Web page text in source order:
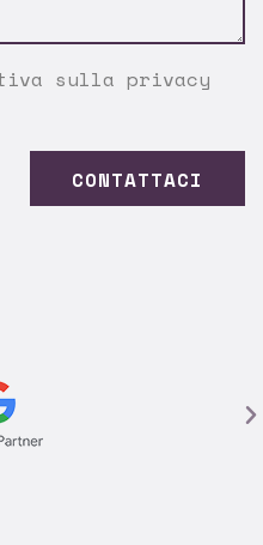
sulla privacy